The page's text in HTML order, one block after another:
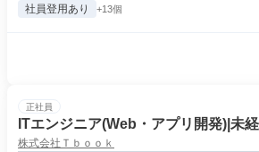
社員登用あり +13個
正社員
ITエンジニア(Web・アプリ開発)|未
株式会社Ｔｂｏｏｋ